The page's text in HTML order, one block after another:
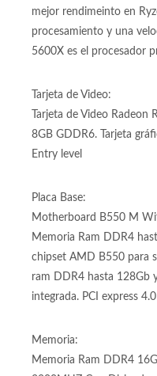
Procesador:
Procesador Amd Ryzen
3.7/4.6GHZ con 6
procesamiento y una
5600X es el procesador
Tarjeta de Video:
8GB GDDR6. Tarjeta
Entry level
Placa Base:
Motherboard B550 M
Memoria Ram DDR4
ram DDR4 hasta 128Gb
integrada. PCI express 4.0